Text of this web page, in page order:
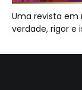
Uma revista
verdade, rigor e